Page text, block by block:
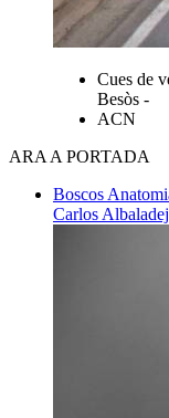
Cues de
Besòs -
ACN
ARA A PORTADA
Boscos
Carlos